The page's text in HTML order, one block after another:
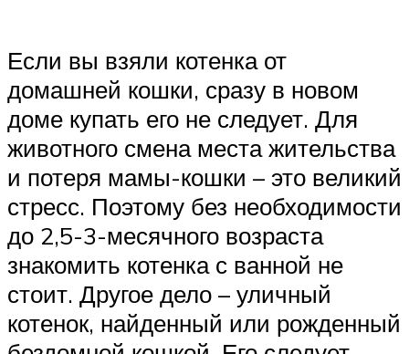
Если вы взяли котенка от
домашней кошки, сразу в новом
доме купать его не следует. Для
животного смена места жительства
и потеря мамы-кошки – это великий
стресс. Поэтому без необходимости
до 2,5-3-месячного возраста
знакомить котенка с ванной не
стоит. Другое дело – уличный
котенок, найденный или рожденный